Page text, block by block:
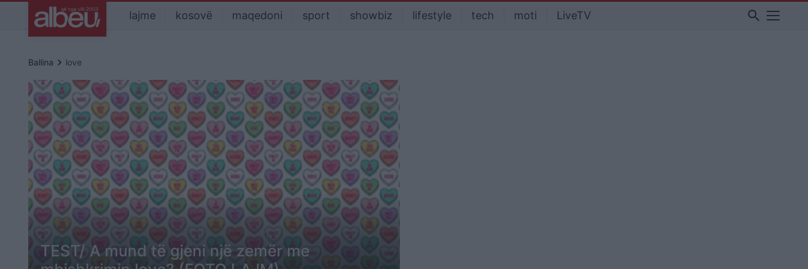
lajme kosovë maqedoni sport showbiz lifestyle tech moti LiveTV search
Ballina keyboard_arrow_right love
TEST/ A mund të gjeni një zemër me